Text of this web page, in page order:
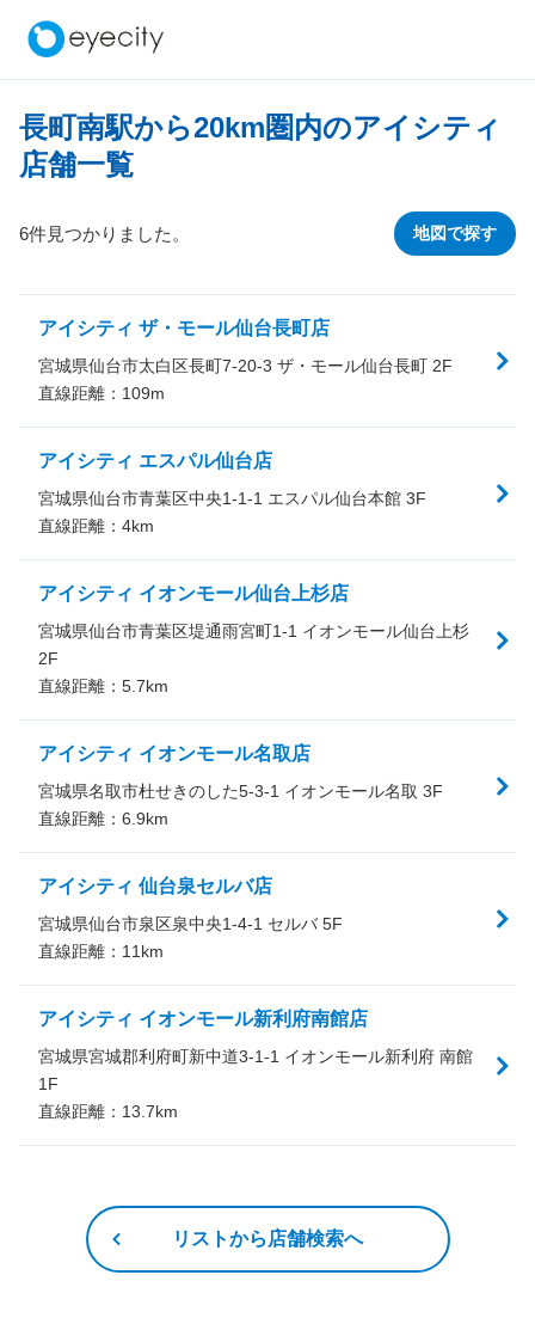
長町南駅から20km圏内のアイシティ
店舗一覧
地図で探す
6件見つかりました。
アイシティ ザ・モール仙台長町店
宮城県仙台市太白区長町7-20-3 ザ・モール仙台長町 2F
直線距離： 109m
アイシティ エスパル仙台店
宮城県仙台市青葉区中央1-1-1 エスパル仙台本館 3F
直線距離： 4km
アイシティ イオンモール仙台上杉店
宮城県仙台市青葉区堤通雨宮町1-1 イオンモール仙台上杉
2F
直線距離： 5.7km
アイシティ イオンモール名取店
宮城県名取市杜せきのした5-3-1 イオンモール名取 3F
直線距離： 6.9km
アイシティ 仙台泉セルバ店
宮城県仙台市泉区泉中央1-4-1 セルバ 5F
直線距離： 11 km
アイシティ イオンモール新利府南館店
宮城県宮城郡利府町新中道3-1-1 イオンモール新利府 南館
1F
直線距離： 13.7km
リストから店舗検索へ